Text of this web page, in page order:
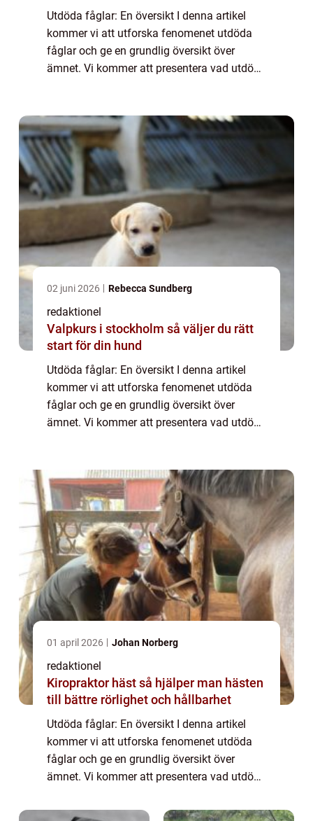
Utdöda fåglar: En översikt I denna artikel
kommer vi att utforska fenomenet utdöda
fåglar och ge en grundlig översikt över
ämnet. Vi kommer att presentera vad utdöda
av...
02 juni 2026 Rebecca Sundberg
redaktionel
Valpkurs i stockholm så väljer du rätt
start för din hund
Utdöda fåglar: En översikt I denna artikel
kommer vi att utforska fenomenet utdöda
fåglar och ge en grundlig översikt över
ämnet. Vi kommer att presentera vad utdöda
av...
01 april 2026 Johan Norberg
redaktionel
Kiropraktor häst så hjälper man hästen
till bättre rörlighet och hållbarhet
Utdöda fåglar: En översikt I denna artikel
kommer vi att utforska fenomenet utdöda
fåglar och ge en grundlig översikt över
ämnet. Vi kommer att presentera vad utdöda
popularitet och undersöka olika mätningar